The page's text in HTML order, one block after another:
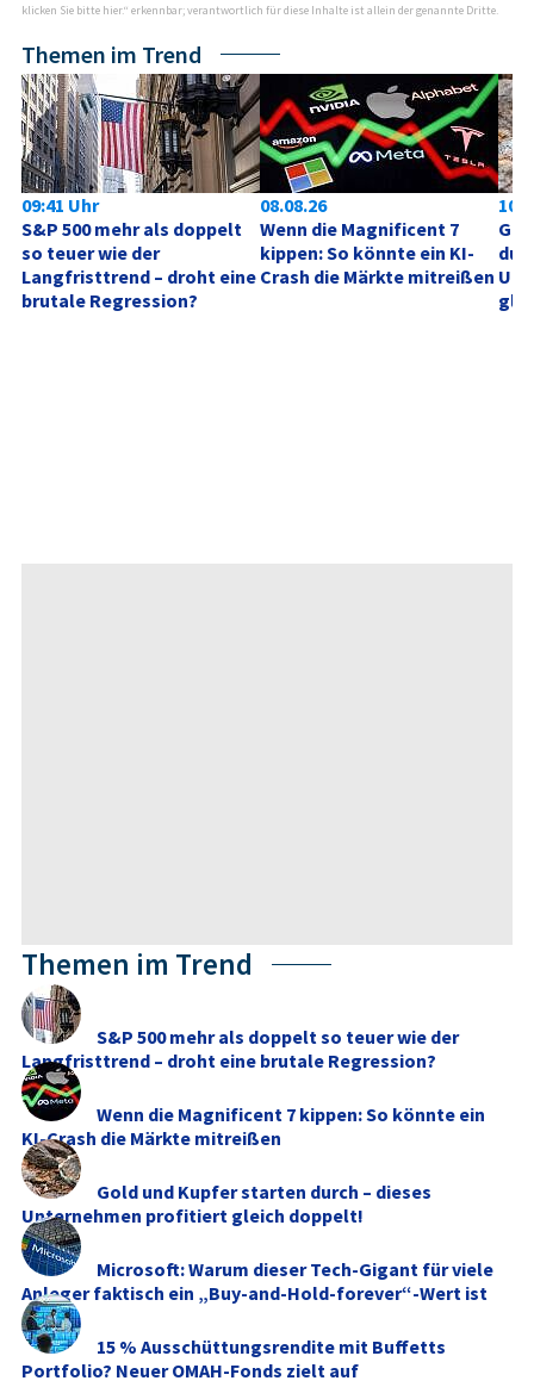
klicken Sie bitte hier.“ erkennbar; verantwortlich für diese Inhalte ist allein der genannte Dritte.
Themen im Trend
09:41 Uhr
S&P 500 mehr als doppelt
so teuer wie der
Langfristtrend – droht eine
brutale Regression?
08.08.26
Wenn die Magnificent 7
kippen: So könnte ein KI-
Crash die Märkte mitreißen
Themen im Trend
S&P 500 mehr als doppelt so teuer wie der
Langfristtrend – droht eine brutale Regression?
Wenn die Magnificent 7 kippen: So könnte ein
KI-Crash die Märkte mitreißen
Gold und Kupfer starten durch – dieses
Unternehmen profitiert gleich doppelt!
Microsoft: Warum dieser Tech-Gigant für viele
Anleger faktisch ein „Buy-and-Hold-forever“-Wert ist
15 % Ausschüttungsrendite mit Buffetts
Portfolio? Neuer OMAH-Fonds zielt auf